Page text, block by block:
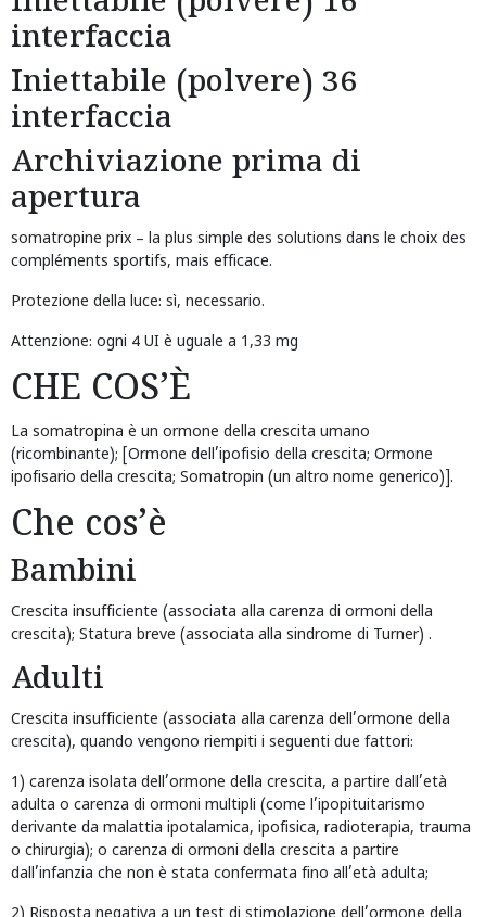
interfaccia
Iniettabile (polvere) 36
interfaccia
Archiviazione prima di
apertura
somatropine prix – la plus simple des solutions dans le choix des
compléments sportifs, mais efficace.
Protezione della luce: sì, necessario.
Attenzione: ogni 4 UI è uguale a 1,33 mg
CHE COS’È
La somatropina è un ormone della crescita umano
(ricombinante); [Ormone dell’ipofisio della crescita; Ormone
ipofisario della crescita; Somatropin (un altro nome generico)].
Che cos’è
Bambini
Crescita insufficiente (associata alla carenza di ormoni della
crescita); Statura breve (associata alla sindrome di Turner) .
Adulti
Crescita insufficiente (associata alla carenza dell’ormone della
crescita), quando vengono riempiti i seguenti due fattori:
1) carenza isolata dell’ormone della crescita, a partire dall’età
adulta o carenza di ormoni multipli (come l’ipopituitarismo
derivante da malattia ipotalamica, ipofisica, radioterapia, trauma
o chirurgia); o carenza di ormoni della crescita a partire
dall’infanzia che non è stata confermata fino all’età adulta;